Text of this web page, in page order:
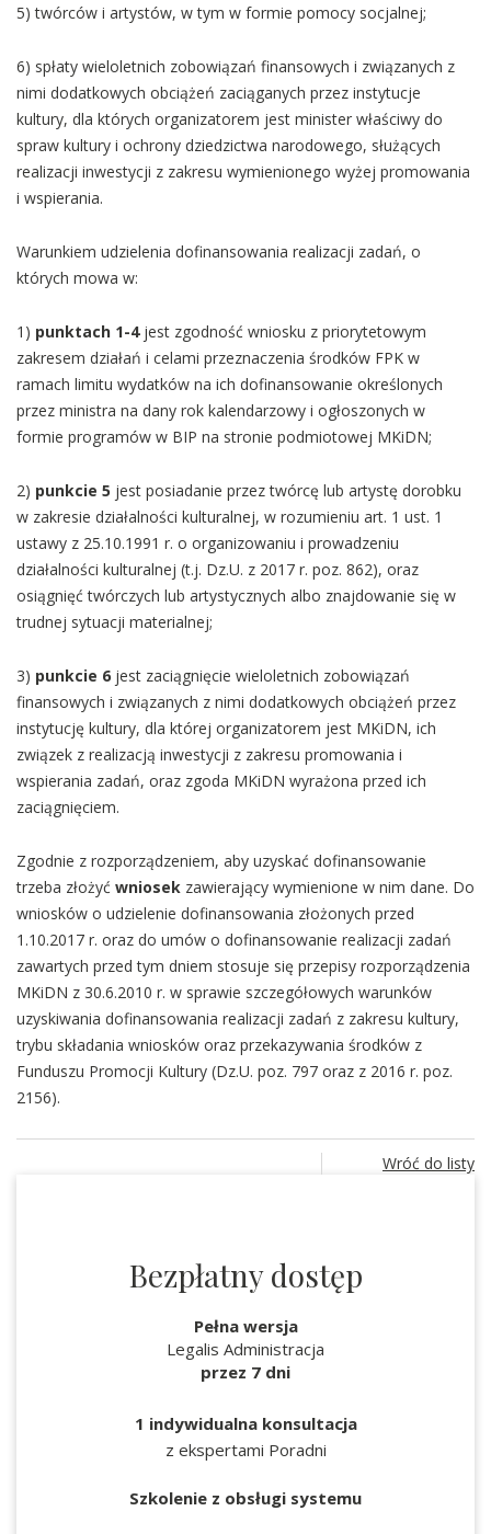
5) twórców i artystów, w tym w formie pomocy socjalnej;
6) spłaty wieloletnich zobowiązań finansowych i związanych z
nimi dodatkowych obciążeń zaciąganych przez instytucje
kultury, dla których organizatorem jest minister właściwy do
spraw kultury i ochrony dziedzictwa narodowego, służących
realizacji inwestycji z zakresu wymienionego wyżej promowania
i wspierania.
Warunkiem udzielenia dofinansowania realizacji zadań, o
których mowa w:
1) punktach 1-4jest zgodność wniosku z priorytetowym
zakresem działań i celami przeznaczenia środków FPK w
ramach limitu wydatków na ich dofinansowanie określonych
przez ministra na dany rok kalendarzowy i ogłoszonych w
formie programów w BIP na stronie podmiotowej MKiDN;
2) punkcie 5 jest posiadanie przez twórcę lub artystę dorobku
w zakresie działalności kulturalnej, w rozumieniu art. 1 ust. 1
ustawy z 25.10.1991 r. o organizowaniu i prowadzeniu
działalności kulturalnej (t.j. Dz.U. z 2017 r. poz. 862), oraz
osiągnięć twórczych lub artystycznych albo znajdowanie się w
trudnej sytuacji materialnej;
3) punkcie 6 jest zaciągnięcie wieloletnich zobowiązań
finansowych i związanych z nimi dodatkowych obciążeń przez
instytucję kultury, dla której organizatorem jest MKiDN, ich
związek z realizacją inwestycji z zakresu promowania i
wspierania zadań, oraz zgoda MKiDN wyrażona przed ich
zaciągnięciem.
Zgodnie z rozporządzeniem, aby uzyskać dofinansowanie
trzeba złożyć wniosek zawierający wymienione w nim dane. Do
wniosków o udzielenie dofinansowania złożonych przed
1.10.2017 r. oraz do umów o dofinansowanie realizacji zadań
zawartych przed tym dniem stosuje się przepisy rozporządzenia
MKiDN z 30.6.2010 r. w sprawie szczegółowych warunków
uzyskiwania dofinansowania realizacji zadań z zakresu kultury,
trybu składania wniosków oraz przekazywania środków z
Funduszu Promocji Kultury (Dz.U. poz. 797 oraz z 2016 r. poz.
2156).
Wróć do listy
Bezpłatny dostęp
Pełna wersja
Legalis Administracja
przez 7 dni
1 indywidualna konsultacja
z ekspertami Poradni
Szkolenie z obsługi systemu